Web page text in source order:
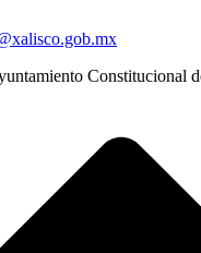
Constitucional